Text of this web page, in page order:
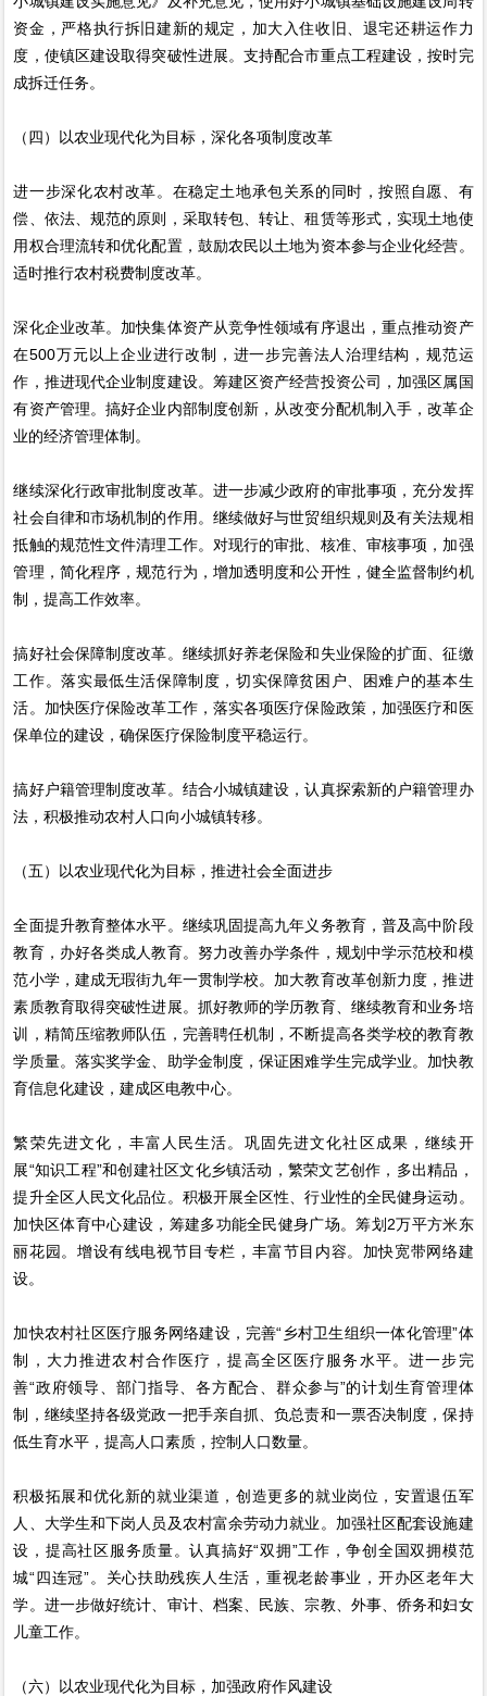
资金，严格执行拆旧建新的规定，加大入住收旧、退宅还耕运作力
度，使镇区建设取得突破性进展。支持配合市重点工程建设，按时完
成拆迁任务。
（四）以农业现代化为目标，深化各项制度改革
进一步深化农村改革。在稳定土地承包关系的同时，按照自愿、有
偿、依法、规范的原则，采取转包、转让、租赁等形式，实现土地使
用权合理流转和优化配置，鼓励农民以土地为资本参与企业化经营。
适时推行农村税费制度改革。
深化企业改革。加快集体资产从竞争性领域有序退出，重点推动资产
在500万元以上企业进行改制，进一步完善法人治理结构，规范运
作，推进现代企业制度建设。筹建区资产经营投资公司，加强区属国
有资产管理。搞好企业内部制度创新，从改变分配机制入手，改革企
业的经济管理体制。
继续深化行政审批制度改革。进一步减少政府的审批事项，充分发挥
社会自律和市场机制的作用。继续做好与世贸组织规则及有关法规相
抵触的规范性文件清理工作。对现行的审批、核准、审核事项，加强
管理，简化程序，规范行为，增加透明度和公开性，健全监督制约机
制，提高工作效率。
搞好社会保障制度改革。继续抓好养老保险和失业保险的扩面、征缴
工作。落实最低生活保障制度，切实保障贫困户、困难户的基本生
活。加快医疗保险改革工作，落实各项医疗保险政策，加强医疗和医
保单位的建设，确保医疗保险制度平稳运行。
搞好户籍管理制度改革。结合小城镇建设，认真探索新的户籍管理办
法，积极推动农村人口向小城镇转移。
（五）以农业现代化为目标，推进社会全面进步
全面提升教育整体水平。继续巩固提高九年义务教育，普及高中阶段
教育，办好各类成人教育。努力改善办学条件，规划中学示范校和模
范小学，建成无瑕街九年一贯制学校。加大教育改革创新力度，推进
素质教育取得突破性进展。抓好教师的学历教育、继续教育和业务培
训，精简压缩教师队伍，完善聘任机制，不断提高各类学校的教育教
学质量。落实奖学金、助学金制度，保证困难学生完成学业。加快教
育信息化建设，建成区电教中心。
繁荣先进文化，丰富人民生活。巩固先进文化社区成果，继续开
展“知识工程”和创建社区文化乡镇活动，繁荣文艺创作，多出精品，
提升全区人民文化品位。积极开展全区性、行业性的全民健身运动。
加快区体育中心建设，筹建多功能全民健身广场。筹划2万平方米东
丽花园。增设有线电视节目专栏，丰富节目内容。加快宽带网络建
设。
加快农村社区医疗服务网络建设，完善“乡村卫生组织一体化管理”体
制，大力推进农村合作医疗，提高全区医疗服务水平。进一步完
善“政府领导、部门指导、各方配合、群众参与”的计划生育管理体
制，继续坚持各级党政一把手亲自抓、负总责和一票否决制度，保持
低生育水平，提高人口素质，控制人口数量。
积极拓展和优化新的就业渠道，创造更多的就业岗位，安置退伍军
人、大学生和下岗人员及农村富余劳动力就业。加强社区配套设施建
设，提高社区服务质量。认真搞好“双拥”工作，争创全国双拥模范
城“四连冠”。关心扶助残疾人生活，重视老龄事业，开办区老年大
学。进一步做好统计、审计、档案、民族、宗教、外事、侨务和妇女
儿童工作。
（六）以农业现代化为目标，加强政府作风建设